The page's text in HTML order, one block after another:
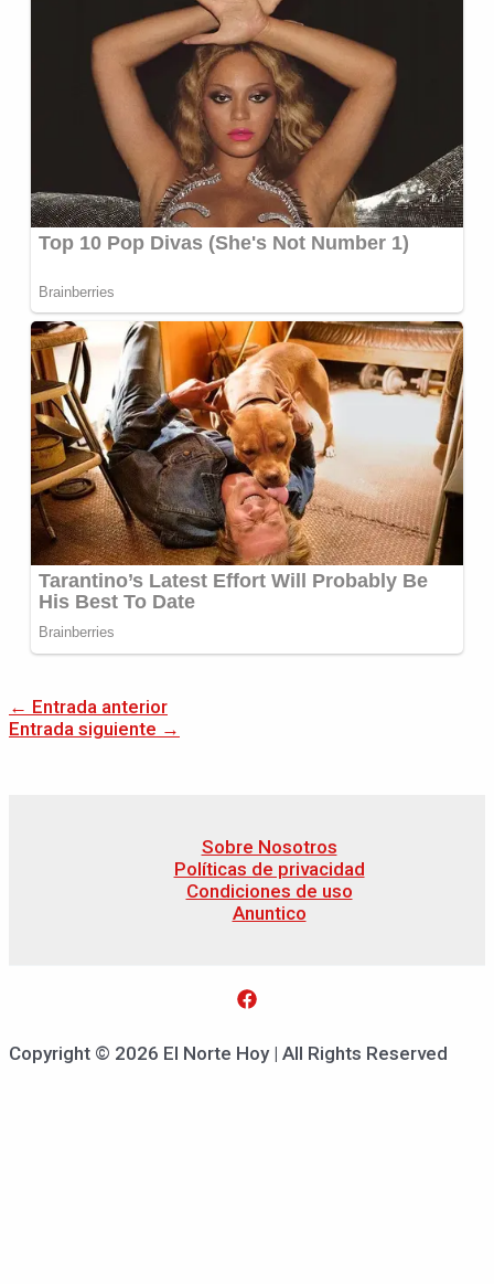
← Entrada anterior
Entrada siguiente →
Sobre Nosotros
Políticas de privacidad
Condiciones de uso
Anuntico
Copyright © 2026 El Norte Hoy | All Rights Reserved